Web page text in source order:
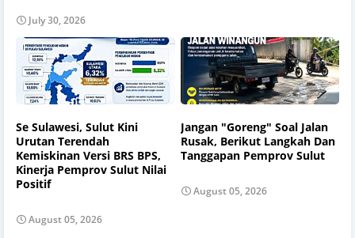
July 30, 2026
Se Sulawesi, Sulut Kini
Urutan Terendah
Kemiskinan Versi BRS BPS,
Kinerja Pemprov Sulut Nilai
Positif
August 05, 2026
Jangan "Goreng" Soal Jalan
Rusak, Berikut Langkah Dan
Tanggapan Pemprov Sulut
August 05, 2026